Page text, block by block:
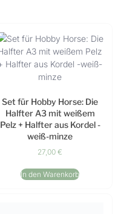
Set für Hobby Horse: Die
Halfter A3 mit weißem
Pelz + Halfter aus Kordel -
weiß-minze
27,00€
In den Warenkorb